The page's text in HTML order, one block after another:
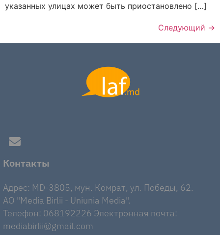
указанных улицах может быть приостановлено […]
Следующий →
Контакты
Адрес: MD-3805, мун. Комрат, ул. Победы, 62.
AO "Media Birlii - Uniunia Media".
Телефон: 068192226 Электронная почта:
mediabirlii@gmail.com